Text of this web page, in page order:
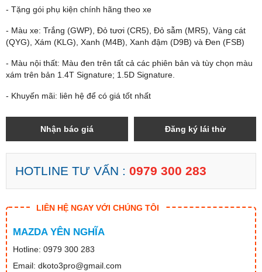
- Tặng gói phụ kiện chính hãng theo xe
- Màu xe: Trắng (GWP), Đỏ tươi (CR5), Đỏ sẫm (MR5), Vàng cát
(QYG), Xám (KLG), Xanh (M4B), Xanh đậm (D9B) và Đen (FSB)
- Màu nội thất: Màu đen trên tất cả các phiên bản và tùy chọn màu
xám trên bản 1.4T Signature; 1.5D Signature.
- Khuyến mãi: liên hệ để có giá tốt nhất
Nhận báo giá Đăng ký lái thử
HOTLINE TƯ VẤN : 0979 300 283
LIÊN HỆ NGAY VỚI CHÚNG TÔI
MAZDA YÊN NGHĨA
Hotline: 0979 300 283
Email: dkoto3pro@gmail.com